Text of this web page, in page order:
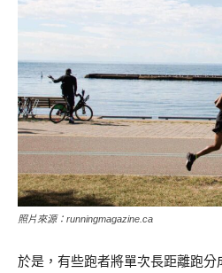
照片來源：runningmagazine.ca
於是，有些跑者將單次長距離跑